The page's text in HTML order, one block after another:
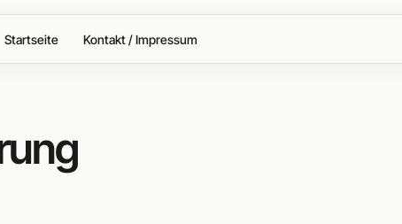
Startseite Kontakt / Impressum